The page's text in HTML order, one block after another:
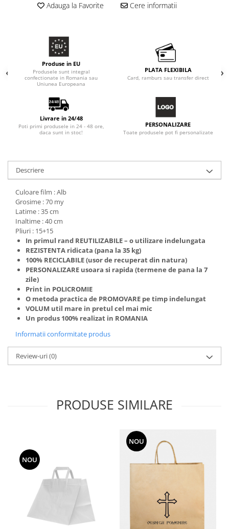
Adauga la Favorite Cere informatii
Produse in EU
Produsele sunt integral
confectionate in Romania sau
Uniunea Europeana
PLATA FLEXIBILA
Card, ramburs sau transfer direct
Livrare in 24/48
Poti primi produsele in 24 - 48 ore,
daca sunt in stoc!
PERSONALIZARE
Toate produsele pot fi personalizate
Descriere
Culoare film : Alb
Grosime : 70 my
Latime : 35 cm
Inaltime : 40 cm
Pliuri : 15+15
In primul rand REUTILIZABILE– o utilizare indelungata
REZISTENTA ridicata (pana la 35 kg)
100% RECICLABILE(usor de recuperat din natura)
PERSONALIZARE usoara si rapida (termene de pana la 7
zile)
Print in POLICROMIE
O metoda practica de PROMOVARE pe timp indelungat
VOLUM util mare in pretul cel mai mic
Un produs 100% realizat in ROMANIA
Informatii conformitate produs
Review-uri(0)
PRODUSE SIMILARE
NOU
NOU